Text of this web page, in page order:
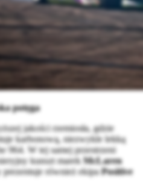
potęga
jakości rzemiosła, gdzie
karbonową, niezwykle lekką
964. W tej samej przestrzeni
kunszt marek McLaren
prezentuje również ekipaPositive